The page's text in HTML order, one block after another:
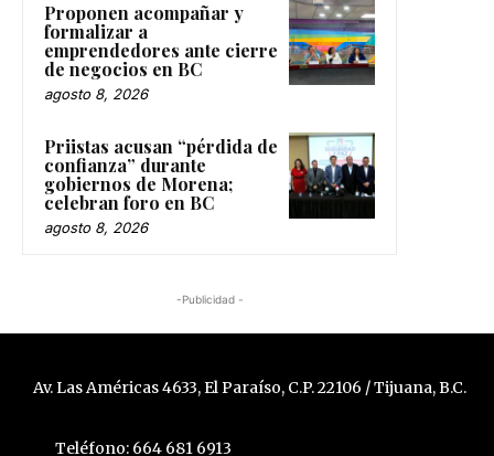
Proponen acompañar y
formalizar a
emprendedores ante cierre
de negocios en BC
agosto 8, 2026
Priistas acusan “pérdida de
confianza” durante
gobiernos de Morena;
celebran foro en BC
agosto 8, 2026
-Publicidad -
Av. Las Américas 4633, El Paraíso, C.P. 22106 / Tijuana, B.C.
Teléfono: 664 681 6913